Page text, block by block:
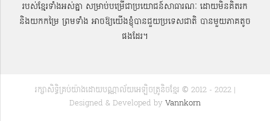
របស់ខ្មែរទាំងអស់គ្នា សម្រាប់បម្រើជាប្រយោជន៍សាធារណៈ ដោយមិនគិតរក
និងយកកម្រៃ ព្រមទាំង អាចឱ្យយើងខ្ញុំបានជួយប្រទេសជាតិ បានមួយភាគតូច
ផងដែរ។
រក្សាសិទ្ធិគ្រប់យ៉ាងដោយបណ្ណាល័យអេឡិចត្រូនិចខ្មែរ © 2012 - 2022 |
Designed & Developed by Vannkorn